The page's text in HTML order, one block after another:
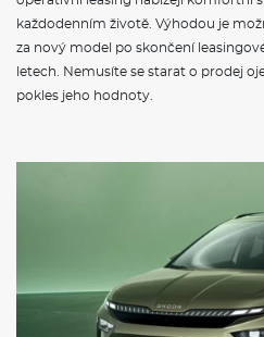
každodenním životě. Výhodou je
za nový model po skončení
letech. Nemusíte se starat o prodej
pokles jeho hodnoty.